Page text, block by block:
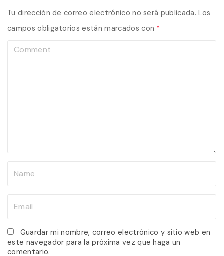
Tu dirección de correo electrónico no será publicada. Los
campos obligatorios están marcados con *
*
a
i
Guardar mi nombre, correo electrónico y sitio web en
este navegador para la próxima vez que haga un
comentario.